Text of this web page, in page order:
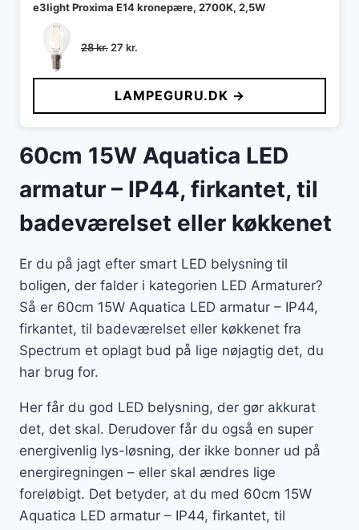
e3light Proxima E14 kronepære, 2700K, 2,5W
28kr. Den
pris
var:
28 kr..
27 kr.
pris
er:
27 kr..
LAMPEGURU.DK →
60cm 15W Aquatica LED
armatur – IP44, firkantet, til
badeværelset eller køkkenet
Er du på jagt efter smart LED belysning til
boligen, der falder i kategorien LED Armaturer?
Så er 60cm 15W Aquatica LED armatur – IP44,
firkantet, til badeværelset eller køkkenet fra
Spectrum et oplagt bud på lige nøjagtig det, du
har brug for.
Her får du god LED belysning, der gør akkurat
det, det skal. Derudover får du også en super
energivenlig lys-løsning, der ikke bonner ud på
energiregningen – eller skal ændres lige
foreløbigt. Det betyder, at du med 60cm 15W
Aquatica LED armatur – IP44, firkantet, til